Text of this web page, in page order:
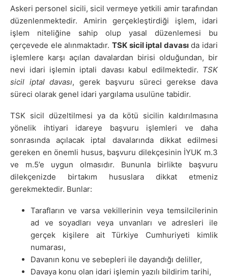
Askeri personel sicili, sicil vermeye yetkili amir tarafından
düzenlenmektedir. Amirin gerçekleştirdiği işlem, idari
işlem niteliğine sahip olup yasal düzenlemesi bu
çerçevede ele alınmaktadır. TSK sicil iptal davasıda idari
işlemlere karşı açılan davalardan birisi olduğundan, bir
nevi idari işlemin iptali davası kabul edilmektedir. TSK
sicil iptal davası, gerek başvuru süreci gerekse dava
süreci olarak genel idari yargılama usulüne tabidir.
TSK sicil düzeltilmesi ya da kötü sicilin kaldırılmasına
yönelik ihtiyari idareye başvuru işlemleri ve daha
sonrasında açılacak iptal davalarında dikkat edilmesi
gereken en önemli husus, başvuru dilekçesinin İYUK m.3
ve m.5’e uygun olmasıdır. Bununla birlikte başvuru
dilekçenizde birtakım hususlara dikkat etmeniz
gerekmektedir. Bunlar:
Tarafların ve varsa vekillerinin veya temsilcilerinin
ad ve soyadları veya unvanları ve adresleri ile
gerçek kişilere ait Türkiye Cumhuriyeti kimlik
numarası,
Davanın konu ve sebepleri ile dayandığı deliller,
Davaya konu olan idari işlemin yazılı bildirim tarihi,